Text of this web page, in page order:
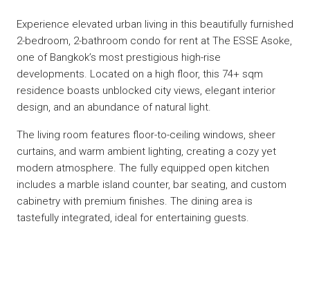
Experience elevated urban living in this beautifully furnished
2-bedroom, 2-bathroom condo for rent at The ESSE Asoke,
one of Bangkok’s most prestigious high-rise
developments. Located on a high floor, this 74+ sqm
residence boasts unblocked city views, elegant interior
design, and an abundance of natural light.
The living room features floor-to-ceiling windows, sheer
curtains, and warm ambient lighting, creating a cozy yet
modern atmosphere. The fully equipped open kitchen
includes a marble island counter, bar seating, and custom
cabinetry with premium finishes. The dining area is
tastefully integrated, ideal for entertaining guests.